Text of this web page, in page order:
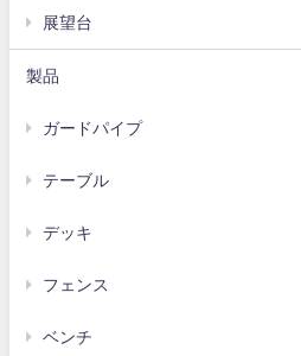
展望台
製品
ガードパイプ
テーブル
デッキ
フェンス
ベンチ